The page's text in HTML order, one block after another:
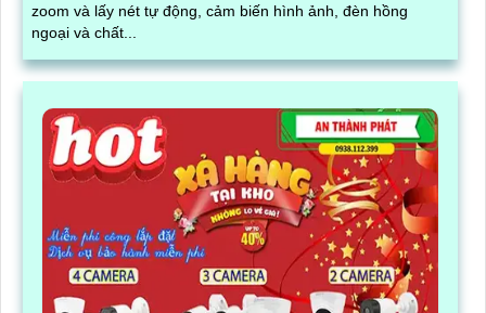
zoom và lấy nét tự động, cảm biến hình ảnh, đèn hồng
ngoại và chất...